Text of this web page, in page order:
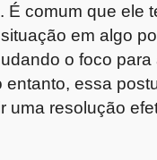
É comum que ele
em algo
o foco para
entanto, essa
uma resolução